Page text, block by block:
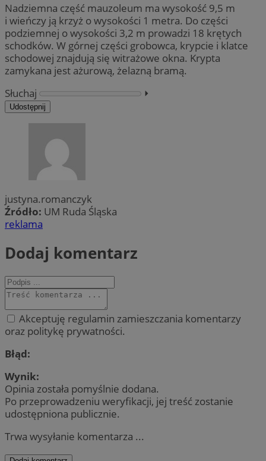
Nadziemna część mauzoleum ma wysokość 9,5 m
i wieńczy ją krzyż o wysokości 1 metra. Do części
podziemnej o wysokości 3,2 m prowadzi 18 krętych
schodków. W górnej części grobowca, krypcie i klatce
schodowej znajdują się witrażowe okna. Krypta
zamykana jest ażurową, żelazną bramą.
Słuchaj
⏵︎
Udostępnij
justyna.romanczyk
Źródło: UM Ruda Śląska
reklama
Dodaj komentarz
Akceptuję regulamin zamieszczania komentarzy
oraz politykę prywatności.
Błąd:
Wynik:
Opinia została pomyślnie dodana.
Po przeprowadzeniu weryfikacji, jej treść zostanie
udostępniona publicznie.
Trwa wysyłanie komentarza ...